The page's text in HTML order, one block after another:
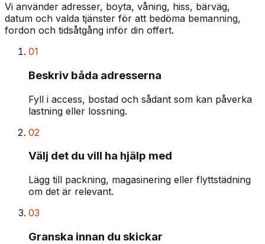
Vi använder adresser, boyta, våning, hiss, bärväg,
datum och valda tjänster för att bedöma bemanning,
fordon och tidsåtgång inför din offert.
01
Beskriv båda adresserna
Fyll i access, bostad och sådant som kan påverka
lastning eller lossning.
02
Välj det du vill ha hjälp med
Lägg till packning, magasinering eller flyttstädning
om det är relevant.
03
Granska innan du skickar